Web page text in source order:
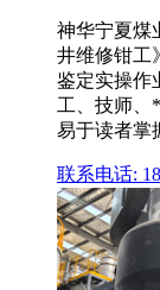
神华宁夏煤
井维修钳工
鉴定实操作
工、技师、
易于读者掌
联系电话: